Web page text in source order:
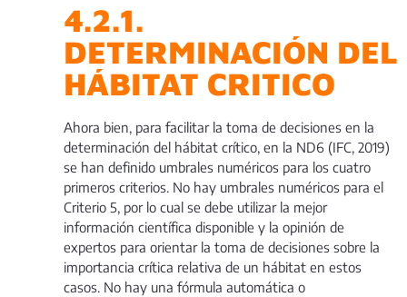
4.2.1.
DETERMINACIÓN DEL
HÁBITAT CRITICO
Ahora bien, para facilitar la toma de decisiones en la
determinación del hábitat crítico, en la ND6 (IFC, 2019)
se han definido umbrales numéricos para los cuatro
primeros criterios. No hay umbrales numéricos para el
Criterio 5, por lo cual se debe utilizar la mejor
información científica disponible y la opinión de
expertos para orientar la toma de decisiones sobre la
importancia crítica relativa de un hábitat en estos
casos. No hay una fórmula automática o